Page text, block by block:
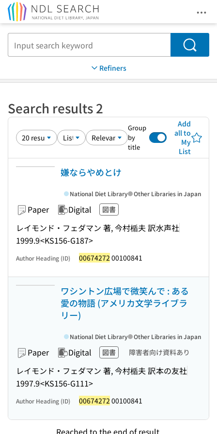
Search
Refiners
Search results 2
Group
by
title
Add
all to
My
List
嫌ならやめとけ
Paper Digital 図書
レイモンド・フェダマン 著, 今村楯夫 訳水声社
1999.9<KS156-G187>
National Diet Library Other Libraries in Japan
Author Heading (ID) 00674272 00100841
ワシントン広場で微笑んで : ある
愛の物語 (アメリカ文学ライブラ
リー)
Paper Digital 図書 障害者向け資料あり
レイモンド・フェダマン 著, 今村楯夫 訳本の友社
1997.9<KS156-G111>
National Diet Library Other Libraries in Japan
Author Heading (ID) 00674272 00100841
Reached to the end of result.